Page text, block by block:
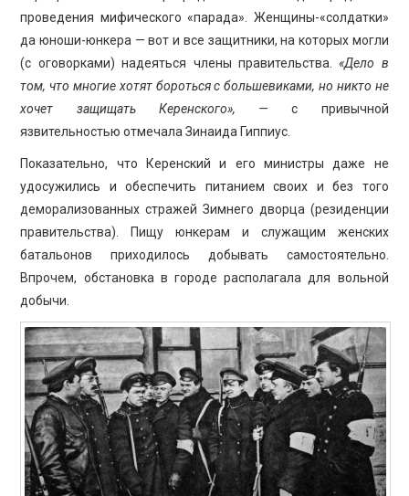
проведения мифического «парада». Женщины-«солдатки»
да юноши-юнкера — вот и все защитники, на которых могли
(с оговорками) надеяться члены правительства.«Дело в
том, что многие хотят бороться с большевиками, но никто не
хочет защищать Керенского», —с привычной
язвительностью отмечала Зинаида Гиппиус.
Показательно, что Керенский и его министры даже не
удосужились и обеспечить питанием своих и без того
деморализованных стражей Зимнего дворца (резиденции
правительства). Пищу юнкерам и служащим женских
батальонов приходилось добывать самостоятельно.
Впрочем, обстановка в городе располагала для вольной
добычи.